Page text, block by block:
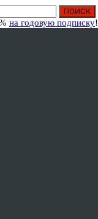
на годовую подписку!